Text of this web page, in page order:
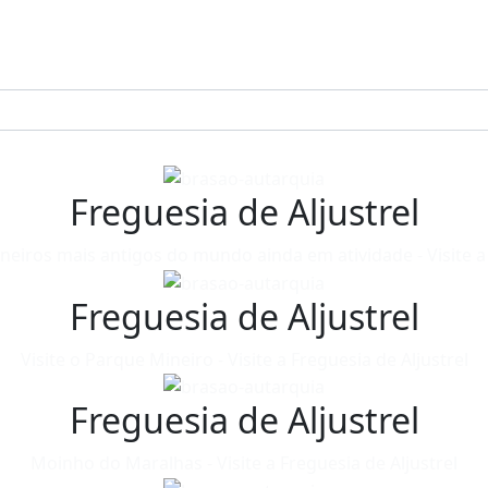
Freguesia de Aljustrel
Freguesia de Aljustrel
Freguesia de Aljustrel